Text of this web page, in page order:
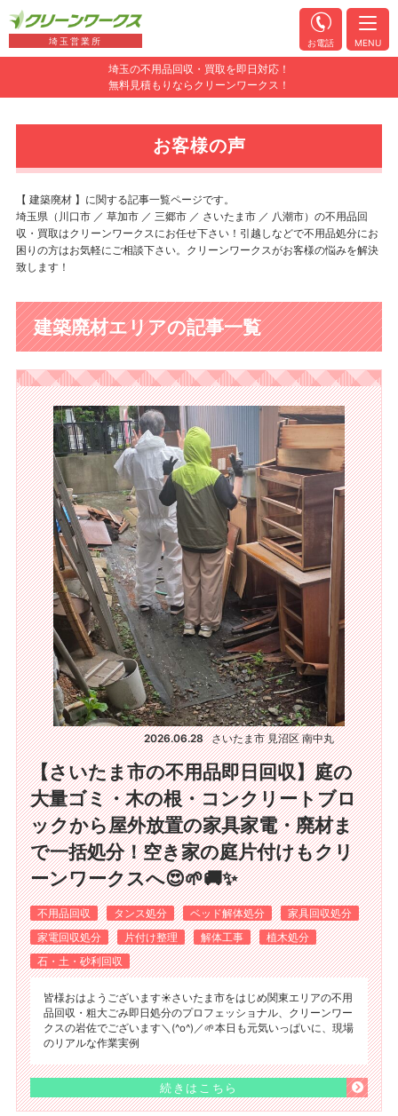
埼玉の不用品回収・買取を即日対応！
無料見積もりならクリーンワークス！
埼玉営業所 お電話 MENU
お客様の声
【 建築廃材 】に関する記事一覧ページです。
埼玉県（川口市 ／ 草加市 ／ 三郷市 ／ さいたま市 ／ 八潮市）の不用品回
収・買取はクリーンワークスにお任せ下さい！引越しなどで不用品処分にお
困りの方はお気軽にご相談下さい。クリーンワークスがお客様の悩みを解決
致します！
建築廃材エリアの記事一覧
2026.06.28 さいたま市 見沼区 南中丸
【さいたま市の不用品即日回収】庭の
大量ゴミ・木の根・コンクリートブロ
ックから屋外放置の家具家電・廃材ま
で一括処分！空き家の庭片付けもクリ
ーンワークスへ😍🌱🚚✨
不用品回収 タンス処分 ベッド解体処分
家具回収処分
家電回収処分
片付け整理 解体工事
植木処分
石・土・砂利回収
皆様おはようございます☀️さいたま市をはじめ関東エリアの不用
品回収・粗大ごみ即日処分のプロフェッショナル、クリーンワー
クスの岩佐でございます＼(^o^)／🌱本日も元気いっぱいに、現場
のリアルな作業実例
続きはこちら